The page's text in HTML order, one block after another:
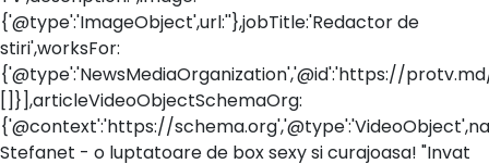
{'@type':'ImageObject',url:''},jobTitle:'Redactor de
stiri',worksFor:
{'@type':'NewsMediaOrganization','@id':'https://
[]}],articleVideoObjectSchemaOrg:
{'@context':'https://
Stefanet - o luptatoare de box sexy si curajoasa! "Invat